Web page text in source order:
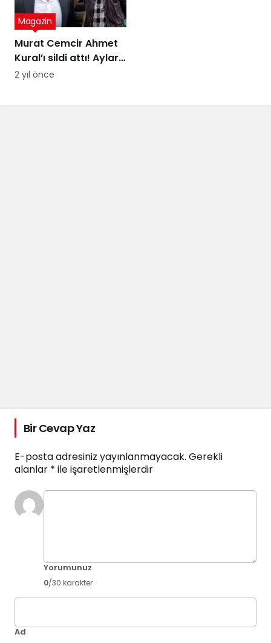
Murat Cemcir Ahmet
Kural’ı sildi attı! Aylar
sonra samimi
Magazin
2 yıl önce
Bir Cevap Yaz
E-posta adresiniz yayınlanmayacak. Gerekli
alanlar * ile işaretlenmişlerdir
Yorumunuz
0/30 karakter
Ad